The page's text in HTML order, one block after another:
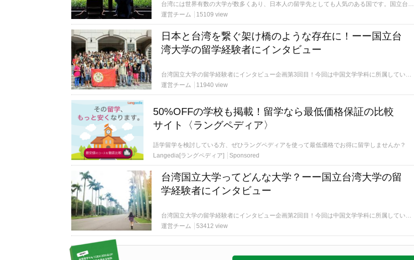
台湾には世界有数の大学が数多くあり、日本人の留学先としても人気のある国です。国立台湾大学をはじめ留学生を受け入れてくれる大学も多く、留学生向けの授業カリキュラムも充実しています。そんな台湾の大学留学についてご紹介します。
運営チーム
15109 view
日本と台湾を繋ぐ架け橋のような存在に！ーー国立台
湾大学の留学経験者にインタビュー
台湾国立大学の留学経験者にインタビュー企画第3回目！今回は中国文学学科に所属している高橋さんに大学中に努力したエピソード、将来の夢などについて語ってもらいました。
運営チーム
11940 view
50%OFFの学校も掲載！留学なら最低価格保証の比較
サイト〈ラングペディア〉
語学留学を検討している方、ぜひラングペディアを使って最低価格でお得に留学しませんか？
Langedia[ラングペディア]
Sponsored
台湾国立大学ってどんな大学？ーー国立台湾大学の留
学経験者にインタビュー
台湾国立大学の留学経験者にインタビュー企画第2回目！今回は中国文学学科に所属している高橋さんに台湾国立大学のことについて詳しくインタビューしました。入学の動機から大学に向いている学生像まで、様々なトークが飛び出しました。
運営チーム
53412 view